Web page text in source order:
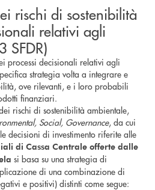
rischi di sostenibilità
relativi agli
SFDR)
processi decisionali relativi agli
strategia volta a integrare e
ove rilevanti, e i loro probabili
finanziari.
rischi di sostenibilità ambientale,
Social, Governance, da cui
decisioni di investimento riferite alle
di Cassa Centrale offerte dalle
si basa su una strategia di
di una combinazione di
e positivi) distinti come segue: